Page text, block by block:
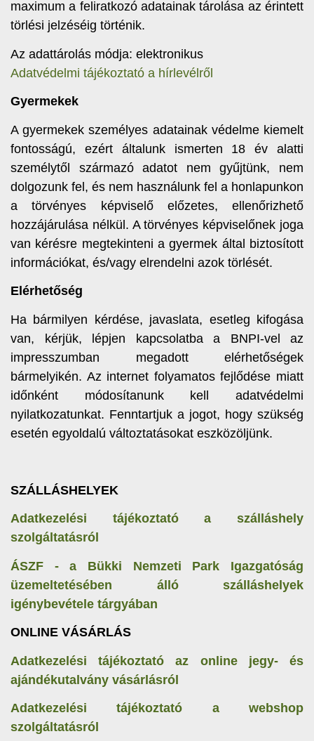
maximum a feliratkozó adatainak tárolása az érintett
törlési jelzéséig történik.
Az adattárolás módja: elektronikus
Adatvédelmi tájékoztató a hírlevélről
Gyermekek
A gyermekek személyes adatainak védelme kiemelt
fontosságú, ezért általunk ismerten 18 év alatti
személytől származó adatot nem gyűjtünk, nem
dolgozunk fel, és nem használunk fel a honlapunkon
a törvényes képviselő előzetes, ellenőrizhető
hozzájárulása nélkül. A törvényes képviselőnek joga
van kérésre megtekinteni a gyermek által biztosított
információkat, és/vagy elrendelni azok törlését.
Elérhetőség
Ha bármilyen kérdése, javaslata, esetleg kifogása
van, kérjük, lépjen kapcsolatba a BNPI-vel az
impresszumban megadott elérhetőségek
bármelyikén. Az internet folyamatos fejlődése miatt
időnként módosítanunk kell adatvédelmi
nyilatkozatunkat. Fenntartjuk a jogot, hogy szükség
esetén egyoldalú változtatásokat eszközöljünk.
SZÁLLÁSHELYEK
Adatkezelési tájékoztató a szálláshely
szolgáltatásról
ÁSZF - a Bükki Nemzeti Park Igazgatóság
üzemeltetésében álló szálláshelyek
igénybevétele tárgyában
ONLINE VÁSÁRLÁS
Adatkezelési tájékoztató az online jegy- és
ajándékutalvány vásárlásról
Adatkezelési tájékoztató a webshop
szolgáltatásról